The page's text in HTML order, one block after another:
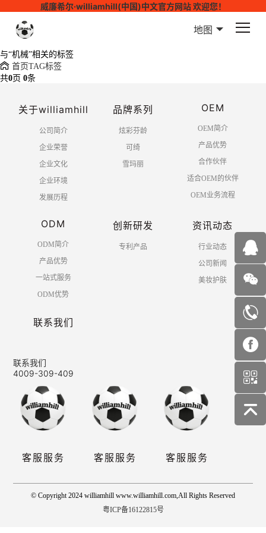
威廉希尔·williamhill(中国)中文官方网站 欢迎您！
地图
与“机械”相关的标签
首页TAG标签
共0页 0条
关于williamhill
公司简介
企业荣誉
企业文化
企业环境
发展历程
品牌系列
炫彩芬龄
可绮
雪玛丽
OEM
OEM简介
产品优势
合作伙伴
适合OEM的伙伴
OEM业务流程
ODM
ODM简介
产品优势
一站式服务
ODM优势
创新研发
专利产品
资讯动态
行业动态
公司新闻
美妆护肤
联系我们
联系我们
4009-309-409
客服服务 客服服务 客服服务
© Copyright 2024 williamhill www.williamhill.com,All Rights Reserved
粤ICP备16122815号